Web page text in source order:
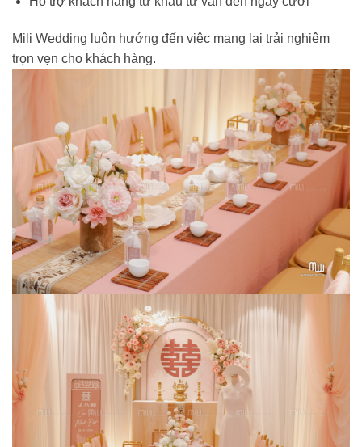
Mili Wedding luôn hướng đến việc mang lại trải nghiệm
trọn vẹn cho khách hàng.